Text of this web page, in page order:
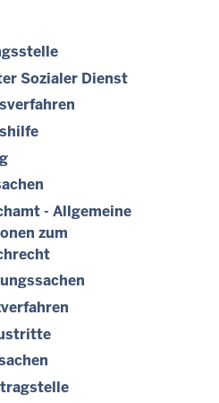
Sozialer Dienst
- Allgemeine
zum